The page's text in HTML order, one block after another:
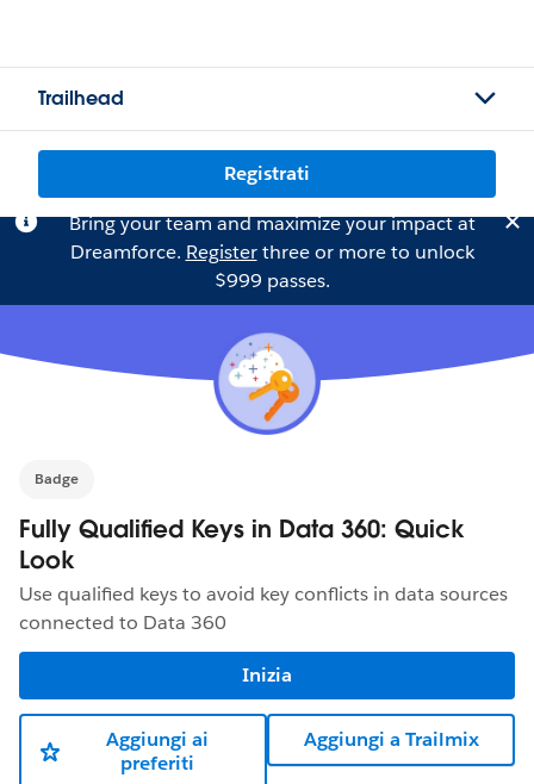
Trailhead
Registrati
Bring your team and maximize your impact at
Dreamforce. Registerthree or more to unlock
$999 passes.
Badge
Fully Qualified Keys in Data 360: Quick
Look
Use qualified keys to avoid key conflicts in data sources
connected to Data 360
Inizia
Aggiungi ai
preferiti
Aggiungi a Trailmix